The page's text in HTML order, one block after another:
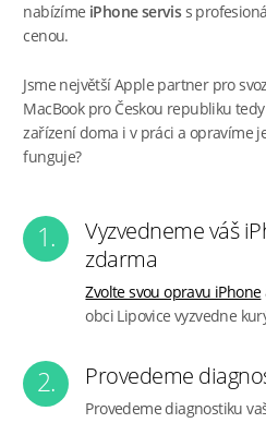
nabízíme iPhone serviss
cenou.
Jsme největší Apple partner pro
MacBook pro Českou republiku
zařízení doma i v práci a opravíme
funguje?
1.
Vyzvedneme váš
zdarma
Zvolte svou opravu iPhone
obci Lipovice vyzvedne
2. Provedeme
Provedeme diagnostiku